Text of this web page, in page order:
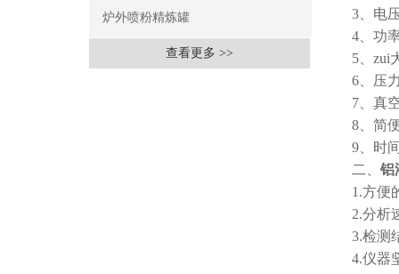
炉外喷粉精炼罐
查看更多 >>
3、电
4、功
5、zui
6、压
7、真
8、简
9、时
二、 铝
1.方便
2.分析
3.检测
4.仪器